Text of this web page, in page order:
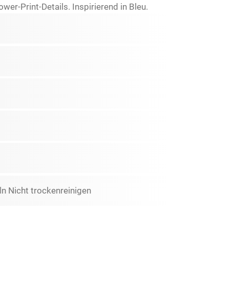
Print-Details. Inspirierend in Bleu.
Nicht trockenreinigen